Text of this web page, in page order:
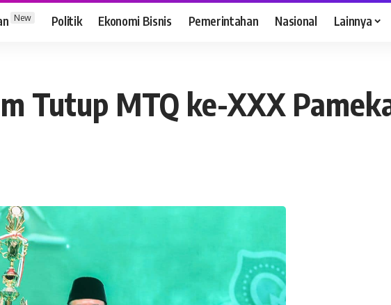
New Politik Ekonomi Bisnis Pemerintahan Nasional Lainnya
Tutup MTQ ke-XXX